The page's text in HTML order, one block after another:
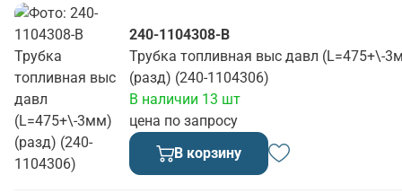
240-1104308-В
Трубка топливная выс давл (L=475+\-
(разд) (240-1104306)
цена по запросу
В наличии 13 шт
В корзину